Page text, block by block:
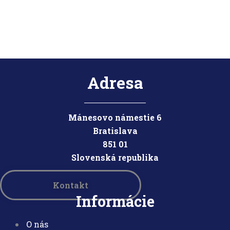
Adresa
Mánesovo námestie 6
Bratislava
851 01
Slovenská republika
Kontakt
Informácie
O nás